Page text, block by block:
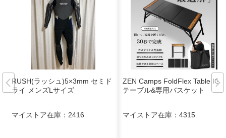
RUSH(ラッシュ)5×3mm セミド
ライ メンズLサイズ
マイストア在庫： 2416
ZEN Camps FoldFlex Table IGT
テーブル&専用バスケット
マイストア在庫： 4315